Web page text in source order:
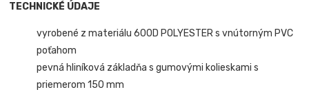
TECHNICKÉ ÚDAJE
vyrobené z materiálu 600D POLYESTER s vnútorným PVC
poťahom
pevná hliníková základňa s gumovými kolieskami s
priemerom 150 mm